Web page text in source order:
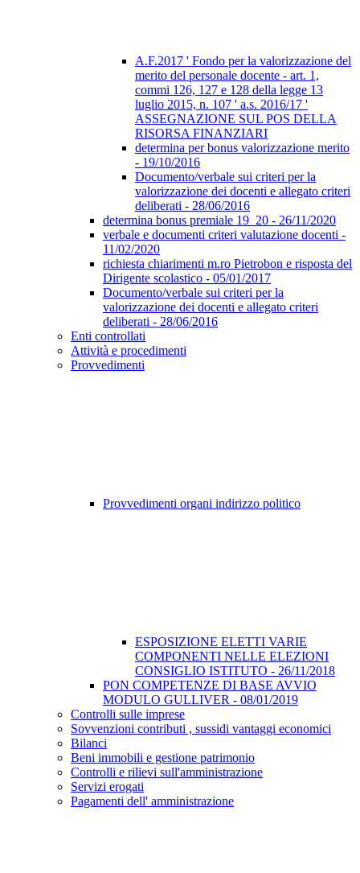
A.F.2017 ' Fondo per la valorizzazione del
merito del personale docente - art. 1,
commi 126, 127 e 128 della legge 13
luglio 2015, n. 107 ' a.s. 2016/17 '
ASSEGNAZIONE SUL POS DELLA
RISORSA FINANZIARI
determina per bonus valorizzazione merito
- 19/10/2016
Documento/verbale sui criteri per la
valorizzazione dei docenti e allegato criteri
deliberati - 28/06/2016
determina bonus premiale 19_20 - 26/11/2020
verbale e documenti criteri valutazione docenti -
11/02/2020
richiesta chiarimenti m.ro Pietrobon e risposta del
Dirigente scolastico - 05/01/2017
Documento/verbale sui criteri per la
valorizzazione dei docenti e allegato criteri
deliberati - 28/06/2016
Enti controllati
Attività e procedimenti
Provvedimenti
Provvedimenti organi indirizzo politico
ESPOSIZIONE ELETTI VARIE
COMPONENTI NELLE ELEZIONI
CONSIGLIO ISTITUTO - 26/11/2018
PON COMPETENZE DI BASE AVVIO
MODULO GULLIVER - 08/01/2019
Controlli sulle imprese
Sovvenzioni contributi , sussidi vantaggi economici
Bilanci
Beni immobili e gestione patrimonio
Controlli e rilievi sull'amministrazione
Servizi erogati
Pagamenti dell' amministrazione